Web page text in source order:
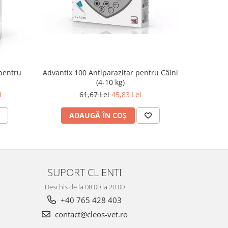
Advantix 100 Antiparazitar pentru Câini
(4-10 kg)
61,67 Lei45,83 Lei
ADAUGĂ ÎN COȘ
SUPORT CLIENTI
Deschis de la 08:00 la 20:00
+40 765 428 403
contact@cleos-vet.ro